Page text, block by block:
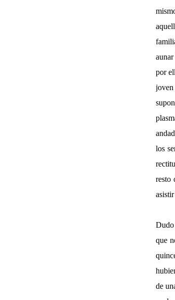
por
los
resto
Dudo
que
de